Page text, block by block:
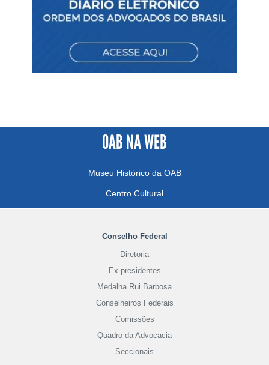
OAB NA WEB
Museu Histórico da OAB
Centro Cultural
Conselho Federal
Diretoria
Ex-presidentes
Medalha Rui Barbosa
Conselheiros Federais
Comissões
Quadro da Advocacia
Seccionais